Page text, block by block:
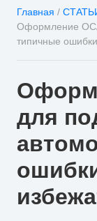
Главная /
Оформление
типичные
для